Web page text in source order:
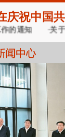
庆祝中国
知 ·关于做